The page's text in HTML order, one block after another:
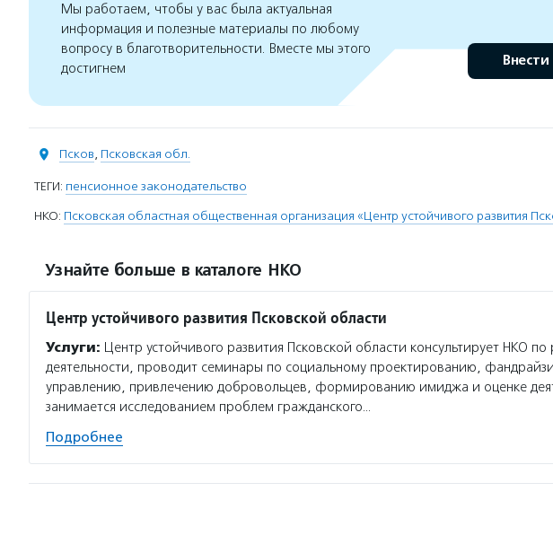
Мы работаем, чтобы у вас была актуальная
информация и полезные материалы по любому
вопросу в благотворительности. Вместе мы этого
достигнем
Внести
Псков, Псковская обл.
ТЕГИ: пенсионное законодательство
НКО: Псковская областная общественная организация «Центр устойчивого развития
Узнайте больше в каталоге НКО
Центр устойчивого развития Псковской области
Услуги: Центр устойчивого развития Псковской области консультирует НКО
деятельности, проводит семинары по социальному проектированию,
управлению, привлечению добровольцев, формированию имиджа и оценке
занимается исследованием проблем гражданского…
Подробнее